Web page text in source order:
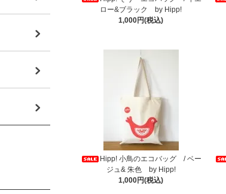
ロー&ブラック by Hipp!
1,000円(税込)
Hipp! 小鳥のエコバッグ / ベー
ジュ& 朱色 by Hipp!
1,000円(税込)